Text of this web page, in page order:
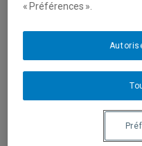
L'ensemble du numéro
Cairnici .
https://www.cairn.info/
« Préférences ».